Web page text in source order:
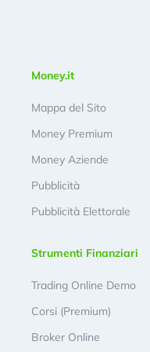
Money.it
Mappa del Sito
Money Premium
Money Aziende
Pubblicità
Pubblicità Elettorale
Strumenti Finanziari
Trading Online Demo
Corsi (Premium)
Broker Online